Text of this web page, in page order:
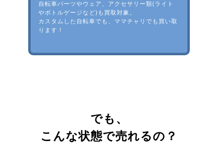
自転車パーツやウェア、アクセサリー類(ライト
やボトルゲージなど)も買取対象。
カスタムした自転車でも、ママチャリでも買い取
ります！
でも、
こんな状態で売れるの？